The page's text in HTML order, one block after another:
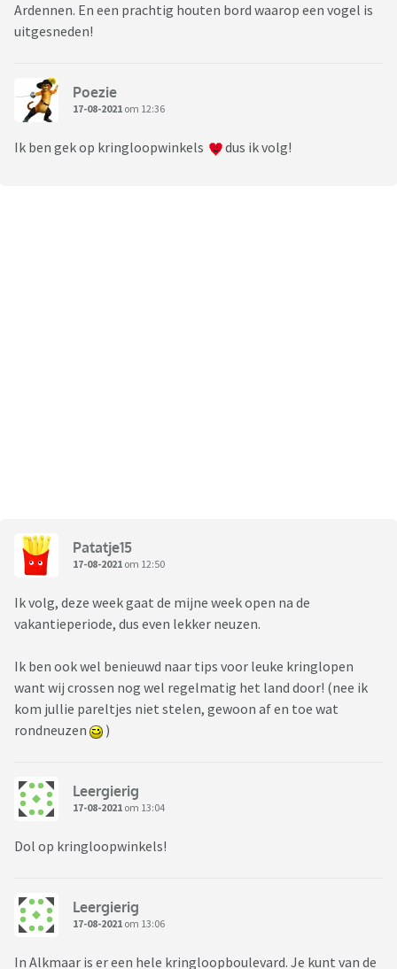
Ardennen. En een prachtig houten bord waarop een vogel is
uitgesneden!
Poezie
17-08-2021 om 12:36
Ik ben gek op kringloopwinkels dus ik volg!
Patatje15
17-08-2021 om 12:50
Ik volg, deze week gaat de mijne week open na de
vakantieperiode, dus even lekker neuzen.
Ik ben ook wel benieuwd naar tips voor leuke kringlopen
want wij crossen nog wel regelmatig het land door! (nee ik
kom jullie pareltjes niet stelen, gewoon af en toe wat
rondneuzen
)
Leergierig
17-08-2021 om 13:04
Dol op kringloopwinkels!
Leergierig
17-08-2021 om 13:06
In Alkmaar is er een hele kringloopboulevard. Je kunt van de